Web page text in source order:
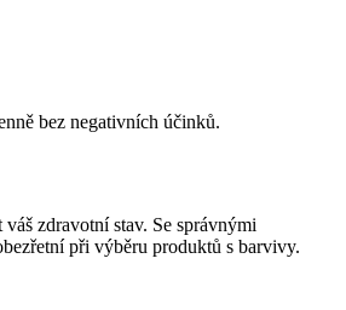
bez negativních účinků.
zdravotní stav. Se správnými
při výběru produktů s barvivy.